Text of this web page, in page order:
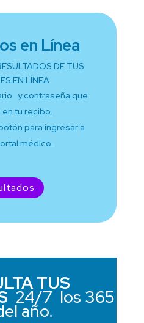
en Línea
DE TUS
EN LÍNEA
y contraseña que
tu recibo.
para ingresar a
médico.
TUS
24/7 los 365
año.